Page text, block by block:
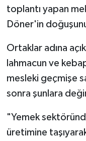
toplantı yapan
Döner'in
Ortaklar adına
lahmacun ve
mesleki geçmişe
sonra şunlara
"Yemek
üretimine